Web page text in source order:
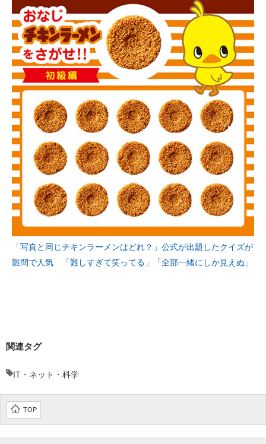
「写真と同じチキンラーメンはどれ？」公式が出題したクイズが
難問で人気 「難しすぎて笑ってる」「全部一緒にしか見えぬ」
関連タグ
IT・ネット・科学
TOP